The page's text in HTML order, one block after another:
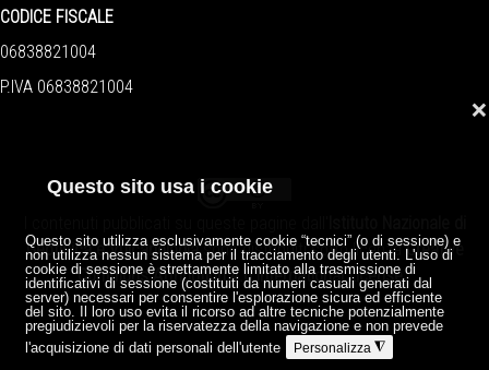
Questo sito usa i cookie
Questo sito utilizza esclusivamente cookie “tecnici” (o di sessione) e
non utilizza nessun sistema per il tracciamento degli utenti. L'uso di
cookie di sessione è strettamente limitato alla trasmissione di
identificativi di sessione (costituiti da numeri casuali generati dal
server) necessari per consentire l'esplorazione sicura ed efficiente
del sito. Il loro uso evita il ricorso ad altre tecniche potenzialmente
pregiudizievoli per la riservatezza della navigazione e non prevede
l'acquisizione di dati personali dell'utente
Personalizza◮
❌
CODICE FISCALE
06838821004
P.IVA 06838821004
Geofisica e Vulcanologiasono distribuiti sotto licenzaCreative
Commons Attribution 4.0 International License.